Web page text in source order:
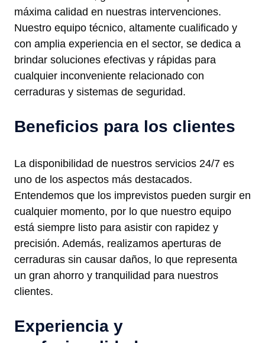
máxima calidad en nuestras intervenciones.
Nuestro equipo técnico, altamente cualificado y
con amplia experiencia en el sector, se dedica a
brindar soluciones efectivas y rápidas para
cualquier inconveniente relacionado con
cerraduras y sistemas de seguridad.
Beneficios para los clientes
La disponibilidad de nuestros servicios 24/7 es
uno de los aspectos más destacados.
Entendemos que los imprevistos pueden surgir en
cualquier momento, por lo que nuestro equipo
está siempre listo para asistir con rapidez y
precisión. Además, realizamos aperturas de
cerraduras sin causar daños, lo que representa
un gran ahorro y tranquilidad para nuestros
clientes.
Experiencia y